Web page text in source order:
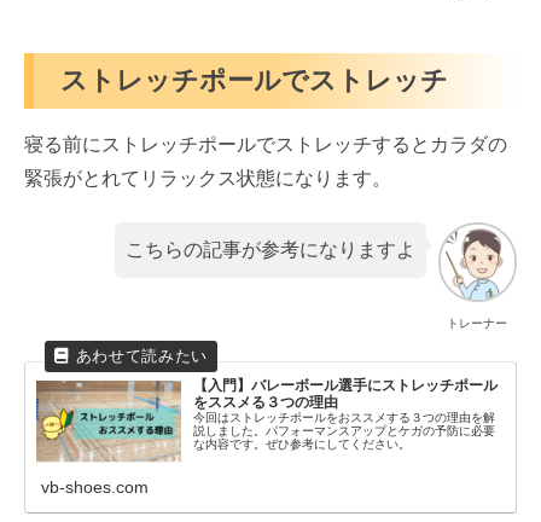
ストレッチポールでストレッチ
寝る前にストレッチポールでストレッチするとカラダの
緊張がとれてリラックス状態になります。
トレーナー
こちらの記事が参考になりますよ
【入門】バレーボール選手にストレッチポール
をススメる３つの理由
今回はストレッチポールをおススメする３つの理由を解
説しました。パフォーマンスアップとケガの予防に必要
な内容です。ぜひ参考にしてください。
vb-shoes.com